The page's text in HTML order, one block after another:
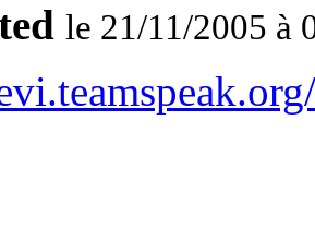
le 21/11/2005 à